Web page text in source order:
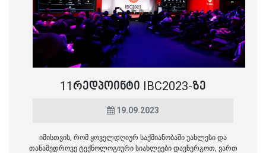
11ᲠᲔᲓᲞᲝᲘᲜᲢᲘ IBC2023-ᲖᲔ
19.09.2023
იმისთვის, რომ ყოველდღიურ საქმიანობაში უახლესი და
თანამედროვე ტექნოლოგიური სიახლეები დავნერგოთ, ვართ